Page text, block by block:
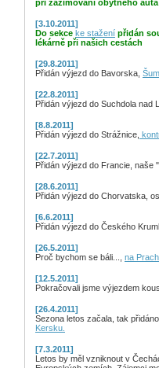
při zazimování obytného
[3.10.2011]
Do sekce ke stažení přidán
lékárně při našich cestách
[29.8.2011]
Přidán výjezd do Bavorska,
[22.8.2011]
Přidán výjezd do Suchdola nad
[8.8.2011]
Přidán výjezd do Strážnice,
[22.7.2011]
Přidán výjezd do Francie, naše
[28.6.2011]
Přidán výjezd do Chorvatska,
[6.6.2011]
Přidán výjezd do Českého
[26.5.2011]
Proč bychom se báli..., na
[12.5.2011]
Pokračovali jsme výjezdem
[26.4.2011]
Sezona letos začala, tak
Kersku.
[7.3.2011]
Letos by měl vzniknout v